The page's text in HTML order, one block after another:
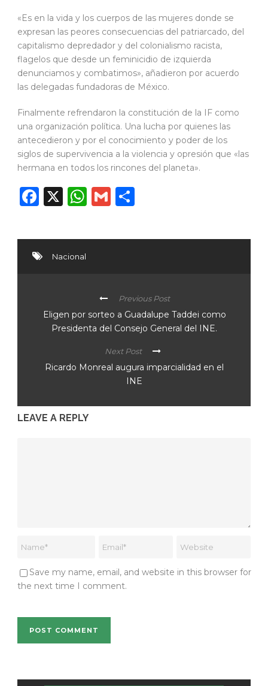
«Es en la vida y los cuerpos de las mujeres donde se
expresan las peores consecuencias del patriarcado, del
capitalismo depredador y del colonialismo racista,
flagelos que desde un feminicidio de izquierda
denunciamos y combatimos», añadieron por acuerdo
las delegadas fundadoras de México.
Finalmente refrendaron la constitución de la IF como
una organización política. Una lucha por quienes las
antecedieron y por el conocimiento y poder de los
siglos de supervivencia a la violencia y opresión que «las
hermana en todos los rincones del planeta».
Facebook
X WhatsApp
Gmail
Nacional
Previous Post
Eligen por sorteo a Guadalupe Taddei como
Presidenta del Consejo General del INE.
Next Post
Ricardo Monreal augura imparcialidad en el
INE
LEAVE A REPLY
Save my name, email, and website in this browser for
the next time I comment.